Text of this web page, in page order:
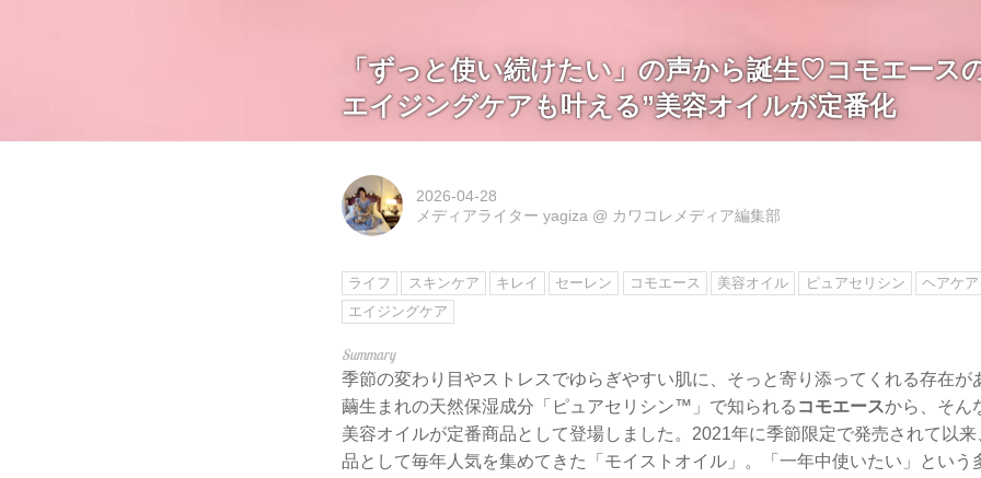
「ずっと使い続けたい」の声から誕生♡コモエース
エイジングケアも叶える”美容オイルが定番化
2026-04-28
メディアライター yagiza @ カワコレメディア編集部
ライフ スキンケア キレイ セーレン コモエース 美容オイル ピュアセリシン
ヘアケア
エイジングケア
季節の変わり目やストレスでゆらぎやすい肌に、そっと寄り添ってくれる存在が
繭生まれの天然保湿成分「ピュアセリシン™」で知られる コモエースから、そん
美容オイルが定番商品として登場しました。2021年に季節限定で発売されて以
品として毎年人気を集めてきた「モイストオイル」。「一年中使いたい」という